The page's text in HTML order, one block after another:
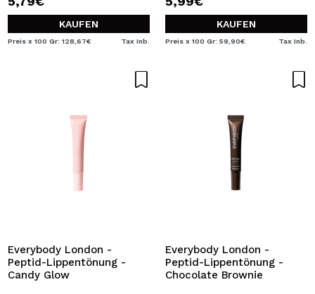
KAUFEN
Preis x 100 Gr: 128,67€ Tax Inb.
KAUFEN
Preis x 100 Gr: 59,90€ Tax Inb.
Everybody London -
Peptid-Lippentönung -
Candy Glow
Everybody London -
Peptid-Lippentönung -
Chocolate Brownie